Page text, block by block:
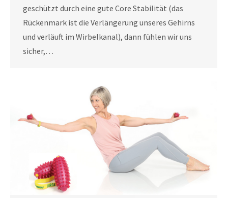
geschützt durch eine gute Core Stabilität (das
Rückenmark ist die Verlängerung unseres Gehirns
und verläuft im Wirbelkanal), dann fühlen wir uns
sicher,…